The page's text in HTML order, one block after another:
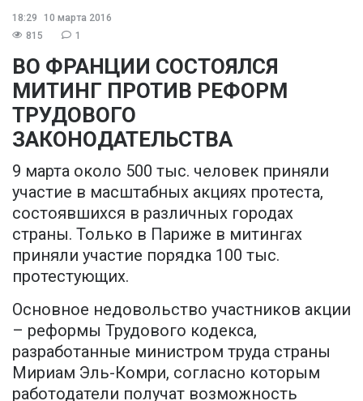
18:29
10 марта 2016
815
1
ВО ФРАНЦИИ СОСТОЯЛСЯ
МИТИНГ ПРОТИВ РЕФОРМ
ТРУДОВОГО
ЗАКОНОДАТЕЛЬСТВА
9 марта около 500 тыс. человек приняли
участие в масштабных акциях протеста,
состоявшихся в различных городах
страны. Только в Париже в митингах
приняли участие порядка 100 тыс.
протестующих.
Основное недовольство участников акции
– реформы Трудового кодекса,
разработанные министром труда страны
Мириам Эль-Комри, согласно которым
работодатели получат возможность